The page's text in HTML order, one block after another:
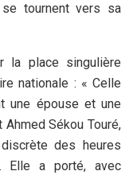
tournent vers sa
la place singulière
nationale : « Celle
une épouse et une
Sékou Touré,
des heures
Elle a porté, avec